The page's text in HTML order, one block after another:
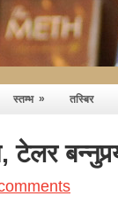
स्तम्भ » तस्बिर